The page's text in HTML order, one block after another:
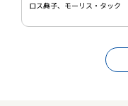
ロス典子、モーリス・タック